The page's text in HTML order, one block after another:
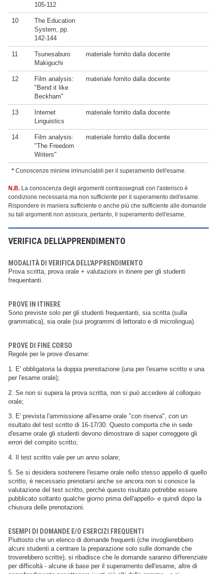
105-112
10
The Education
System, pp.
142-144
11
Tsunesaburo
Makiguchi
materiale fornito dalla docente
12
Film analysis:
"Bend it like
Beckham"
materiale fornito dalla docente
13
Internet
Linguistics
materiale fornito dalla docente
14
Film analysis:
"The Freedom
Writers"
materiale fornito dalla docente
* Conoscenze minime irrinunciabili per il superamento dell'esame.
N.B. La conoscenza degli argomenti contrassegnati con l'asterisco è
condizione necessaria ma non sufficiente per il superamento dell'esame.
Rispondere in maniera sufficiente o anche più che sufficiente alle domande
su tali argomenti non assicura, pertanto, il superamento dell'esame.
VERIFICA DELL'APPRENDIMENTO
MODALITÀ DI VERIFICA DELL'APPRENDIMENTO
Prova scritta, prova orale + valutazioni in itinere per gli studenti
frequentanti.
PROVE IN ITINERE
Sono previste solo per gli studenti frequentanti, sia scritta (sulla
grammatica), sia orale (sui programmi di lettorato e di microlingua).
PROVE DI FINE CORSO
Regole per le prove d'esame:
1. E' obbligatoria la doppia prenotazione (una per l'esame scritto e una
per l'esame orale);
2. Se non si supera la prova scritta, non si può accedere al colloquio
orale;
3. E' prevista l'ammissione all'esame orale "con riserva", con un
risultato del test scritto di 16-17/30. Questo comporta che in sede
d'esame orale gli studenti devono dimostrare di saper correggere gli
errori del compito scritto;
4. Il test scritto vale per un anno solare;
5. Se si desidera sostenere l'esame orale nello stesso appello di quello
scritto, è necessario prenotarsi anche se ancora non si conosce la
valutazione del test scritto, perchè questo risultato potrebbe essere
pubblicato soltanto qualche giorno prima dell'appello- e quindi dopo la
chiusura delle prenotazioni.
ESEMPI DI DOMANDE E/O ESERCIZI FREQUENTI
Piuttosto che un elenco di domande frequenti (che invoglierebbero
alcuni studenti a centrare la preparazione solo sulle domande che
troverebbero scritte), si ribadisce che le domande saranno differenziate
per difficoltà - alcune di base per il superamento dell'esame, altre di